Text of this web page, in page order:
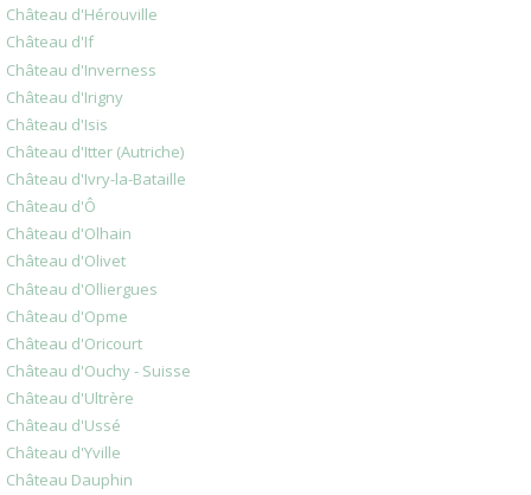
Château d'Hérouville
Château d'If
Château d'Inverness
Château d'Irigny
Château d'Isis
Château d'Itter (Autriche)
Château d'Ivry-la-Bataille
Château d'Ô
Château d'Olhain
Château d'Olivet
Château d'Olliergues
Château d'Opme
Château d'Oricourt
Château d'Ouchy - Suisse
Château d'Ultrère
Château d'Ussé
Château d'Yville
Château Dauphin